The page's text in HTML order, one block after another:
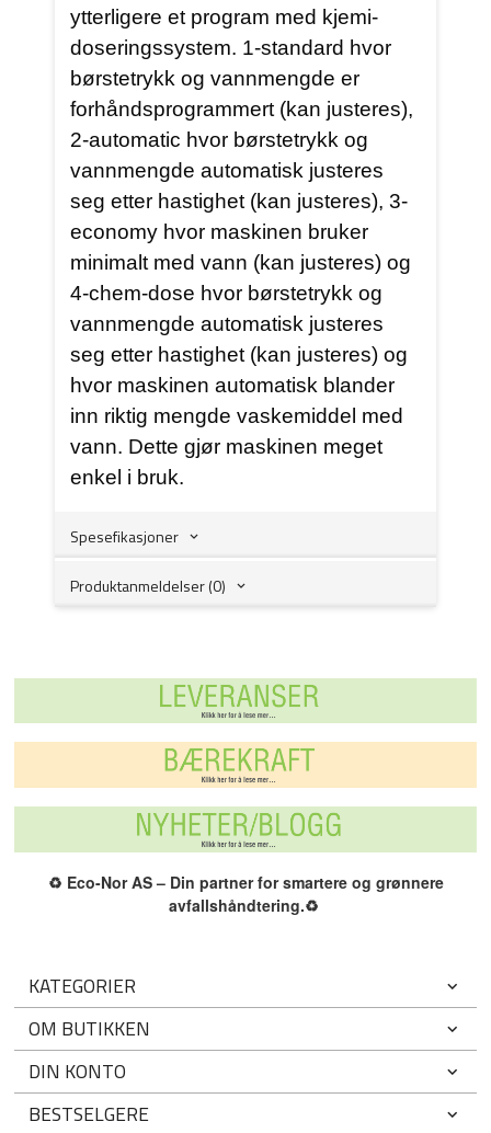
ytterligere et program med kjemi-
doseringssystem. 1-standard hvor
børstetrykk og vannmengde er
forhåndsprogrammert (kan justeres),
2-automatic hvor børstetrykk og
vannmengde automatisk justeres
seg etter hastighet (kan justeres), 3-
economy hvor maskinen bruker
minimalt med vann (kan justeres) og
4-chem-dose hvor børstetrykk og
vannmengde automatisk justeres
seg etter hastighet (kan justeres) og
hvor maskinen automatisk blander
inn riktig mengde vaskemiddel med
vann. Dette gjør maskinen meget
enkel i bruk.
Spesefikasjoner
Produktanmeldelser (0)
♻️ Eco-Nor AS – Din partner for smartere og grønnere
avfallshåndtering.♻️
KATEGORIER
OM BUTIKKEN
DIN KONTO
BESTSELGERE